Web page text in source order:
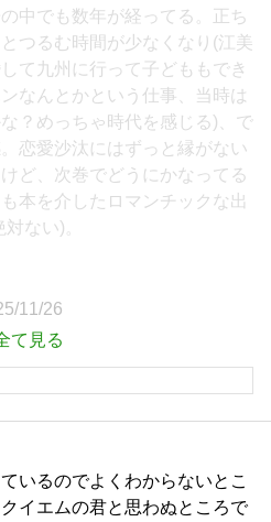
中でも数年が経ってる。正ち
つるむ時間が少なくなり(江美
て九州に行って子どももでき
なんとかという仕事、当時は
？めっちゃ時代を感じる)、で
恋愛沙汰にはずっと縁がない
ど、次巻でどうにかなってる
本を介したロマンチックな出
ない)。
11/26
て見る
いるのでよくわからないとこ
イエムの君と思わぬところで